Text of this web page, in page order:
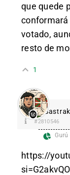
que quede
conformará
votado,
resto de
1
#2810546
Gurú
https://